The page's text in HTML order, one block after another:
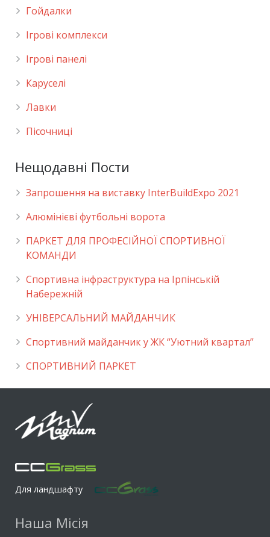
Гойдалки
Ігрові комплекси
Ігрові панелі
Каруселі
Лавки
Пісочниці
Нещодавні Пости
Запрошення на виставку InterBuildExpo 2021
Алюмінієві футбольні ворота
ПАРКЕТ ДЛЯ ПРОФЕСІЙНОЇ СПОРТИВНОЇ
КОМАНДИ
Спортивна інфраструктура на Ірпінській
Набережній
УНІВЕРСАЛЬНИЙ МАЙДАНЧИК
Cпортивний майданчик у ЖК “Уютний квартал”
СПОРТИВНИЙ ПАРКЕТ
Для ландшафту
Наша Місія